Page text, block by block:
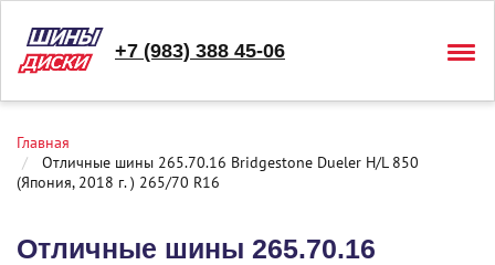
+7 (983) 388 45-06
Главная
Отличные шины 265.70.16 Bridgestone Dueler H/L 850
(Япония, 2018 г. ) 265/70 R16
Отличные шины 265.70.16